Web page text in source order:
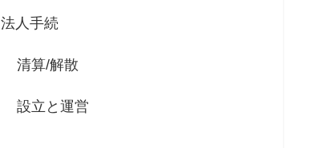
法人手続
清算/解散
設立と運営